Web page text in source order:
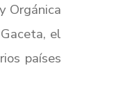
Orgánica
el
países